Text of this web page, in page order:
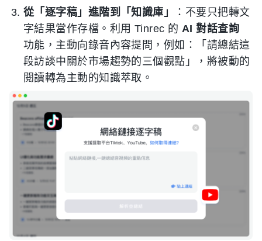
從「逐字稿」進階到「知識庫」
：不要只把轉文
字結果當作存檔。利用 Tinrec 的 AI 對話查詢
功能，主動向錄音內容提問，例如：「請總結這
段訪談中關於市場趨勢的三個觀點」，將被動的
閱讀轉為主動的知識萃取。